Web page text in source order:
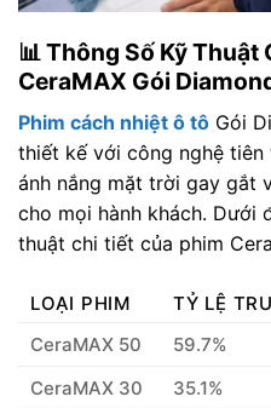
📊 Thông Số Kỹ Thuật
CeraMAX Gói
Phim cách nhiệt ô tô Gói
thiết kế với công nghệ
ánh nắng mặt trời gay gắt
cho mọi hành khách. Dưới
thuật chi tiết của phim
LOẠI PHIM TỶ LỆ
CeraMAX 50
59.7%
CeraMAX 30
35.1%